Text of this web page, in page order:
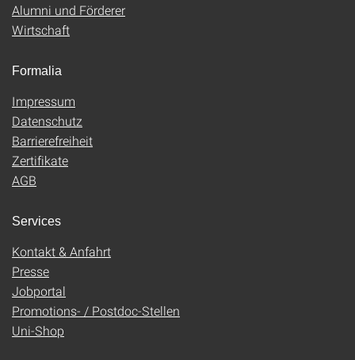
Alumni und Förderer
Wirtschaft
Formalia
Impressum
Datenschutz
Barrierefreiheit
Zertifikate
AGB
Services
Kontakt & Anfahrt
Presse
Jobportal
Promotions- / Postdoc-Stellen
Uni-Shop